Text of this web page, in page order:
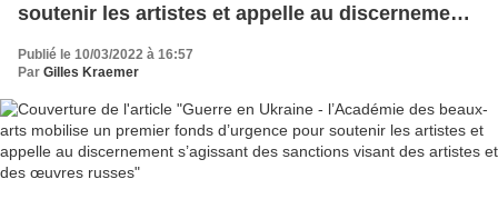
soutenir les artistes et appelle au discernement
des œuvres russes
Publié le 10/03/2022 à 16:57
Par Gilles Kraemer